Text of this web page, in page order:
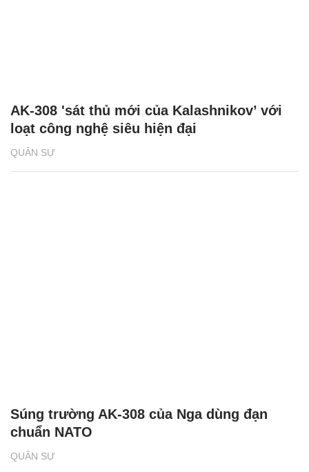
QUÂN SỰ
AK-308 'sát thủ mới của Kalashnikov’ với
loạt công nghệ siêu hiện đại
QUÂN SỰ
Súng trường AK-308 của Nga dùng đạn
chuẩn NATO